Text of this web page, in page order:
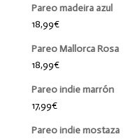
Pareo madeira azul
18,99€
Pareo Mallorca Rosa
18,99€
Pareo indie marrón
17,99€
Pareo indie mostaza